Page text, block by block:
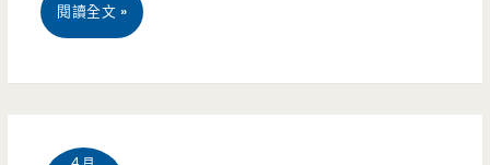
溜
宿
–
(送
閱讀全文 »